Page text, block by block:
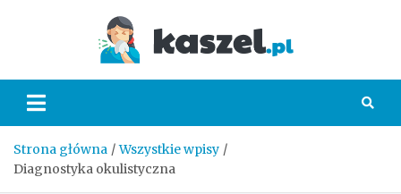
Strona główna
Wszystkie wpisy
Diagnostyka okulistyczna